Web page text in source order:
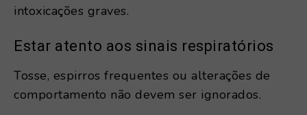
intoxicações graves.
Estar atento aos sinais respiratórios
Tosse, espirros frequentes ou alterações de
comportamento não devem ser ignorados.